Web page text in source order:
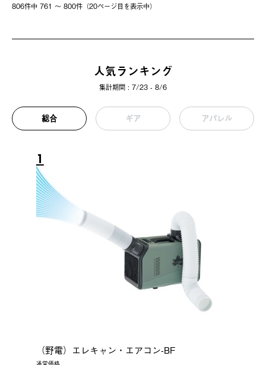
806件中 761 〜 800件（20ページ⽬を表⽰中）
人気ランキング
集計期間 : 7/23 - 8/6
総合 ギア アパレル
1
（野電）エレキャン・エアコン-BF